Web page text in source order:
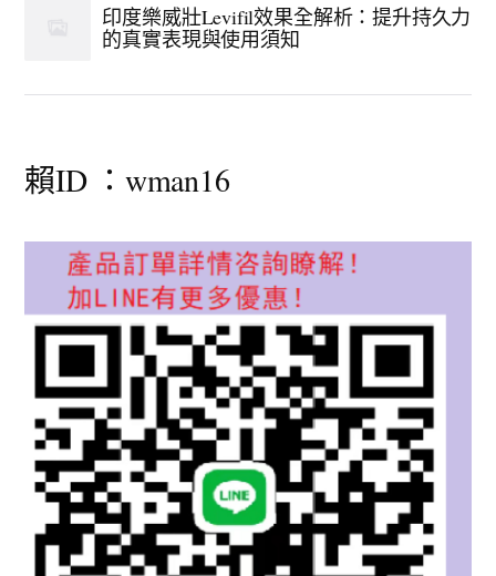
印度樂威壯Levifil效果全解析：提升持久力
的真實表現與使用須知
賴ID ：wman16